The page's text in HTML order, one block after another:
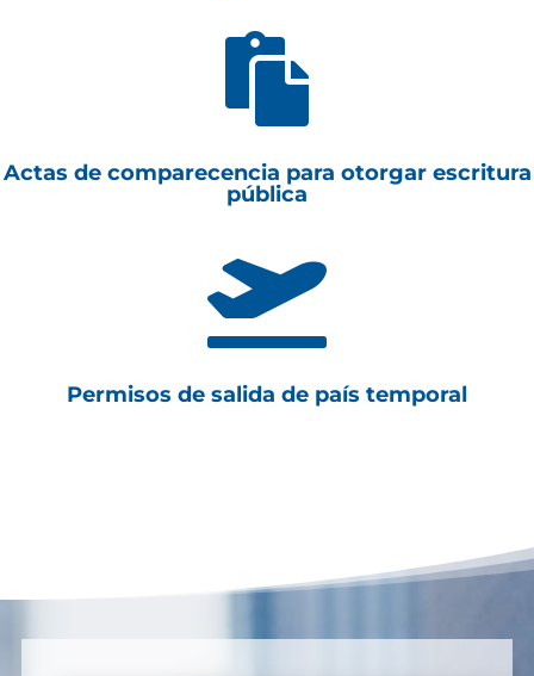

Actas de comparecencia para otorgar escritura
pública

Permisos de salida de país temporal